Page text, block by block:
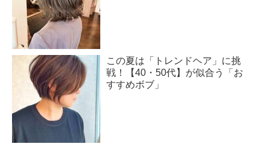
この夏は「トレンドヘア」に挑
戦！【40・50代】が似合う「お
すすめボブ」